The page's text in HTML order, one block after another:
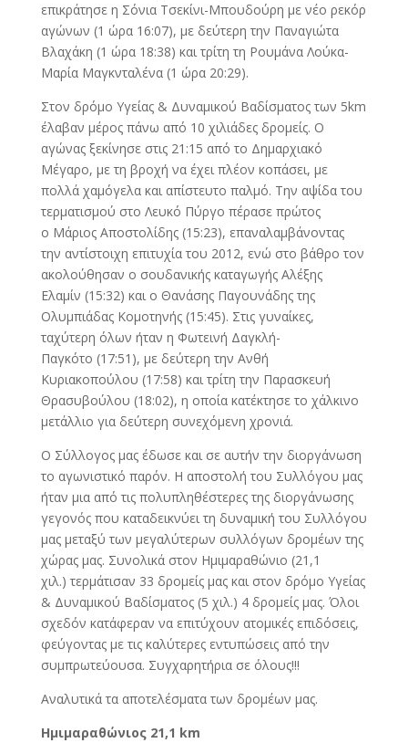
επικράτησε η Σόνια Τσεκίνι-Μπουδούρη με νέο ρεκόρ
αγώνων (1 ώρα 16:07), με δεύτερη την Παναγιώτα
Βλαχάκη (1 ώρα 18:38) και τρίτη τη Ρουμάνα Λούκα-
Μαρία Μαγκνταλένα (1 ώρα 20:29).
Στον δρόμο Υγείας & Δυναμικού Βαδίσματος των 5km
έλαβαν μέρος πάνω από 10 χιλιάδες δρομείς. Ο
αγώνας ξεκίνησε στις 21:15 από το Δημαρχιακό
Μέγαρο, με τη βροχή να έχει πλέον κοπάσει, με
πολλά χαμόγελα και απίστευτο παλμό. Την αψίδα του
τερματισμού στο Λευκό Πύργο πέρασε πρώτος
ο Μάριος Αποστολίδης (15:23), επαναλαμβάνοντας
την αντίστοιχη επιτυχία του 2012, ενώ στο βάθρο τον
ακολούθησαν ο σουδανικής καταγωγής Αλέξης
Ελαμίν (15:32) και ο Θανάσης Παγουνάδης της
Ολυμπιάδας Κομοτηνής (15:45). Στις γυναίκες,
ταχύτερη όλων ήταν η Φωτεινή Δαγκλή-
Παγκότο (17:51), με δεύτερη την Ανθή
Κυριακοπούλου (17:58) και τρίτη την Παρασκευή
Θρασυβούλου (18:02), η οποία κατέκτησε το χάλκινο
μετάλλιο για δεύτερη συνεχόμενη χρονιά.
Ο Σύλλογος μας έδωσε και σε αυτήν την διοργάνωση
το αγωνιστικό παρόν. Η αποστολή του Συλλόγου μας
ήταν μια από τις πολυπληθέστερες της διοργάνωσης
γεγονός που καταδεικνύει τη δυναμική του Συλλόγου
μας μεταξύ των μεγαλύτερων συλλόγων δρομέων της
χώρας μας. Συνολικά στον Ημιμαραθώνιο (21,1
χιλ.) τερμάτισαν 33 δρομείς μας και στον δρόμο Υγείας
& Δυναμικού Βαδίσματος (5 χιλ.) 4 δρομείς μας. Όλοι
σχεδόν κατάφεραν να επιτύχουν ατομικές επιδόσεις,
φεύγοντας με τις καλύτερες εντυπώσεις από την
συμπρωτεύουσα. Συγχαρητήρια σε όλους!!!
Αναλυτικά τα αποτελέσματα των δρομέων μας.
Ημιμαραθώνιος 21,1 km